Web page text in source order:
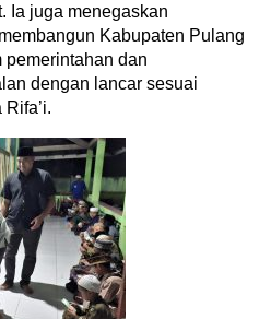
Ia juga menegaskan
Kabupaten Pulang
pemerintahan dan
dengan lancar sesuai